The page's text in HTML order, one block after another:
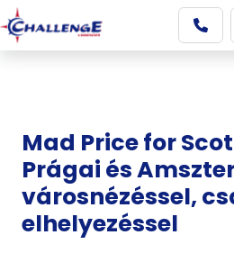
Mad Price for
Prágai és
városnézéssel,
elhelyezéssel